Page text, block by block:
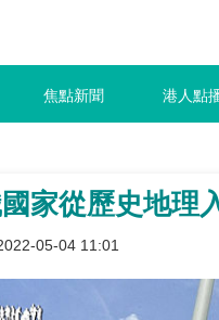
焦點新聞 港人點
家從歷史地理
05-04 11:01